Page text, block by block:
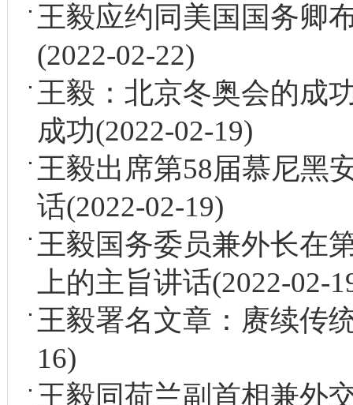
王毅应约同美国国务卿
(2022-02-22)
王毅：北京冬奥会的成
成功(2022-02-19)
王毅出席第58届慕尼黑
话(2022-02-19)
王毅国务委员兼外长在
上的主旨讲话(2022-02-
王毅署名文章：赓续传
16)
王毅同荷兰副首相兼外